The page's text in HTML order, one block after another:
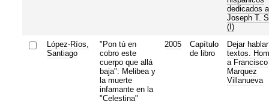
dedicados a
Joseph T.
(I)
López-Ríos,
Santiago
"Pon tú en
cobro este
cuerpo que allá
baja": Melibea y
la muerte
infamante en la
"Celestina"
2005
Capítulo
de libro
Dejar
textos.
a Francisco
Marquez
Villanueva